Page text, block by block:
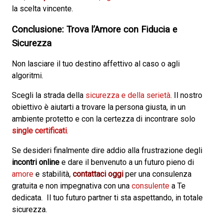
la scelta vincente.
Conclusione: Trova l’Amore con Fiducia e
Sicurezza
Non lasciare il tuo destino affettivo al caso o agli
algoritmi.
Scegli la strada della sicurezza e della serietà. Il nostro
obiettivo è aiutarti a trovare la persona giusta, in un
ambiente protetto e con la certezza di incontrare solo
single certificati.
Se desideri finalmente dire addio alla frustrazione degli
incontri online e dare il benvenuto a un futuro pieno di
amore e stabilità, contattaci oggi per una consulenza
gratuita e non impegnativa con una consulente a Te
dedicata. Il tuo futuro partner ti sta aspettando, in totale
sicurezza.